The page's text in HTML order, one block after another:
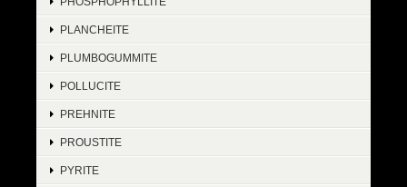
PLANCHEITE
PLUMBOGUMMITE
POLLUCITE
PREHNITE
PROUSTITE
PYRITE